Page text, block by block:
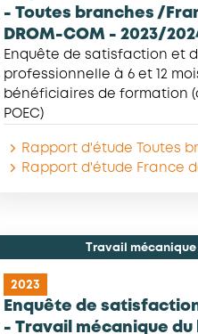
- Toutes branches /
DROM-COM - 2023/
Enquête de satisfaction et
professionnelle à 6 et 12
bénéficiaires de formation
POEC)
Rapport d'étude Toutes
Rapport d'étude France
Travail
2023
Enquête de
- Travail mécanique du